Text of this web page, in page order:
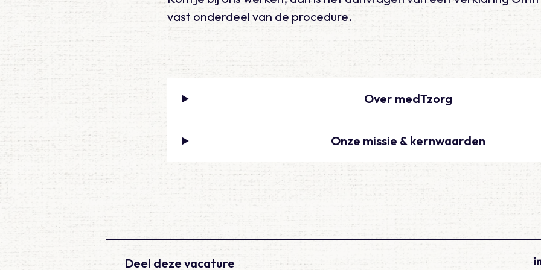
vast onderdeel van de procedure.
Over medTzorg
Onze missie & kernwaarden
Deel deze vacature